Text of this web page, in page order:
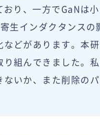
り、一方でGaNは
生インダクタンスの
どがあります。本
組んできました。
いか、また削除の